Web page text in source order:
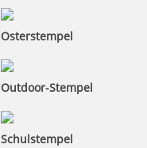
Osterstempel
Outdoor-Stempel
Schulstempel